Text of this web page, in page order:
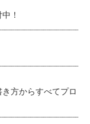
！
方からすべてプロ